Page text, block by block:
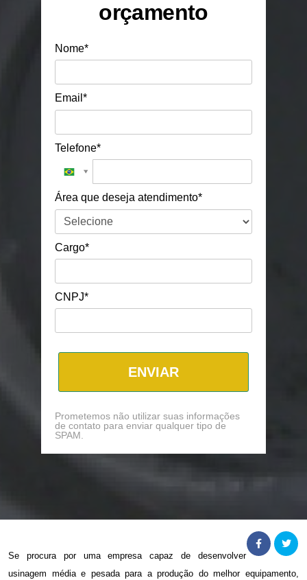
orçamento
Nome*
Email*
Telefone*
Área que deseja atendimento*
Cargo*
CNPJ*
ENVIAR
Prometemos não utilizar suas informações
de contato para enviar qualquer tipo de
SPAM.
Se procura por uma empresa capaz de desenvolver
usinagem média e pesadapara a produção do melhor equipamento,